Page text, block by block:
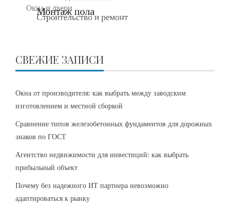
СВЕЖИЕ ЗАПИСИ
Окна от производителя: как выбрать между заводским
изготовлением и местной сборкой
Сравнение типов железобетонных фундаментов для дорожных
знаков по ГОСТ
Агентство недвижимости для инвестиций: как выбрать
прибыльный объект
Почему без надежного ИТ партнера невозможно
адаптироваться к рынку